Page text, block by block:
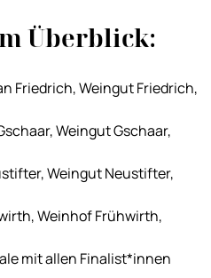
Überblick:
Friedrich, Weingut Friedrich,
Weingut Gschaar,
Weingut Neustifter,
Weinhof Frühwirth,
mit allen Finalist*innen